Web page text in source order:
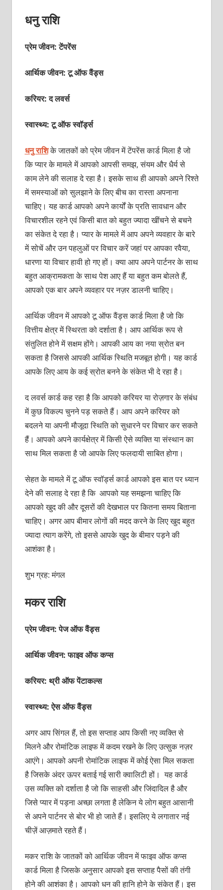
धनु राशि
प्रेम जीवन: टेंपरेंस
आर्थिक जीवन: टू ऑफ वैंड्स
करियर: द लवर्स
स्वास्थ्य: टू ऑफ स्‍वॉर्ड्स
धनु राशिके जातकों को प्रेम जीवन में टेंपरेंस कार्ड मिला है जो
कि प्‍यार के मामले में आपको आपसी समझ, संयम और धैर्य से
काम लेने की सलाह दे रहा है। इसके साथ ही आपको अपने रिश्‍ते
में समस्‍याओं को सुलझाने के लिए बीच का रास्‍ता अपनाना
चाहिए। यह कार्ड आपको अपने कार्यों के प्रति सावधान और
विचारशील रहने एवं किसी बात को बहुत ज्‍यादा खींचने से बचने
का संकेत दे रहा है। प्‍यार के मामले में आप अपने व्‍यवहार के बारे
में सोचें और उन पहलुओं पर विचार करें जहां पर आपका रवैया,
धारणा या विचार हावी हो गए हों। क्‍या आप अपने पार्टनर के साथ
बहुत आक्रामकता के साथ पेश आए हैं या बहुत कम बोलते हैं,
आपको एक बार अपने व्‍यवहार पर नज़र डालनी चाहिए।
आर्थिक जीवन में आपको टू ऑफ वैंड्स कार्ड मिला है जो कि
वित्तीय क्षेत्र में स्थिरता को दर्शाता है। आप आर्थिक रूप से
संतुलित होने में सक्षम होंगे। आपकी आय का नया स्रोत बन
सकता है जिससे आपकी आर्थिक स्थिति मजबूत होगी। यह कार्ड
आपके लिए आय के कई स्रोत बनने के संकेत भी दे रहा है।
द लवर्स कार्ड कह रहा है कि आपको करियर या रोज़गार के संबंध
में कुछ विकल्‍प चुनने पड़ सकते हैं। आप अपने करियर को
बदलने या अपनी मौजूदा स्थिति को सुधारने पर विचार कर सकते
हैं। आपको अपने कार्यक्षेत्र में किसी ऐसे व्‍यक्‍ति या संस्‍थान का
साथ मिल सकता है जो आपके लिए फलदायी साबित होगा।
सेहत के मामले में टू ऑफ स्‍वॉर्ड्स कार्ड आपको इस बात पर ध्‍यान
देने की सलाह दे रहा है कि आपको यह समझना चाहिए कि
आपको खुद की और दूसरों की देखभाल पर कितना समय बिताना
चाहिए। अगर आप बीमार लोगों की मदद करने के लिए खुद बहुत
ज्‍यादा त्‍याग करेंगे, तो इससे आपके खुद के बीमार पड़ने की
आशंका है।
शुभ ग्रह: मंगल
मकर राशि
प्रेम जीवन: पेज ऑफ वैंड्स
आर्थिक जीवन: फाइव ऑफ कप्‍स
करियर: थ्री ऑफ पेंटाकल्‍स
स्वास्थ्य: ऐस ऑफ वैंड्स
अगर आप‍ सिंगल हैं, तो इस सप्‍ताह आप किसी नए व्‍यक्‍ति से
मिलने और रोमांटिक लाइफ में कदम रखने के लिए उत्‍सुक नज़र
आएंगे। आपको अपनी रोमांटिक लाइफ में कोई ऐसा मिल सकता
है जिसके अंदर ऊपर बताई गई सारी क्वालिटी हों। यह कार्ड
उस व्‍यक्‍ति को दर्शाता है जो कि साहसी और जिंदादिल है और
जिसे प्‍यार में पड़ना अच्‍छा लगता है लेकिन ये लोग बहुत आसानी
से अपने पार्टनर से बोर भी हो जाते हैं। इसलिए ये लगातार नई
चीज़ें आज़माते रहते हैं।
मकर राशि के जातकों को आर्थिक जीवन में फाइव ऑफ कप्‍स
कार्ड मिला है जिसके अनुसार आपको इस सप्‍ताह पैसों की तंगी
होने की आशंका है। आपको धन की हानि होने के संकेत हैं। इस